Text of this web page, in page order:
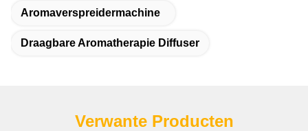
Aromaverspreidermachine
Draagbare Aromatherapie Diffuser
Verwante Producten